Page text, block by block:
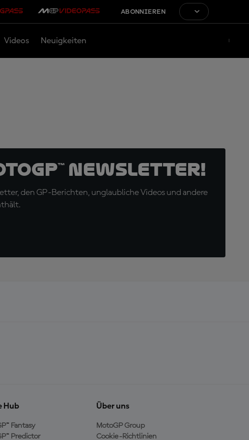
ABONNIEREN
Videos Neuigkeiten
Newsletter!
den GP-Berichten, unglaubliche Videos und andere
Hub
Fantasy
Predictor
Über uns
MotoGP Group
Cookie-Richtlinien